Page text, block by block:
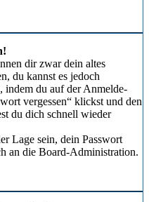
dir zwar dein altes
du kannst es jedoch
indem du auf der Anmelde-
vergessen“ klickst und den
du dich schnell wieder
Lage sein, dein Passwort
an die Board-Administration.